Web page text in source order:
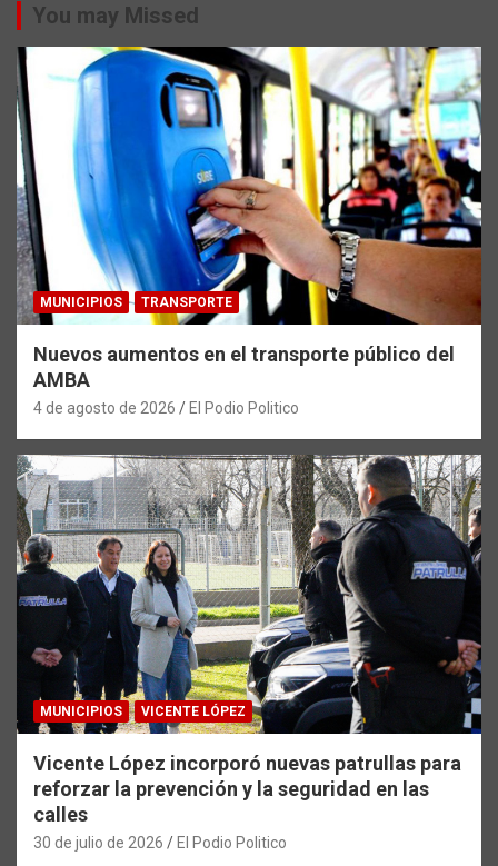
You may Missed
MUNICIPIOS TRANSPORTE
Nuevos aumentos en el transporte público del
AMBA
4 de agosto de 2026 El Podio Politico
MUNICIPIOS VICENTE LÓPEZ
Vicente López incorporó nuevas patrullas para
reforzar la prevención y la seguridad en las
calles
30 de julio de 2026 El Podio Politico